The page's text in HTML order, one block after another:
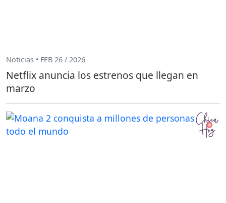
Noticias • FEB 26 / 2026
Netflix anuncia los estrenos que llegan en
marzo